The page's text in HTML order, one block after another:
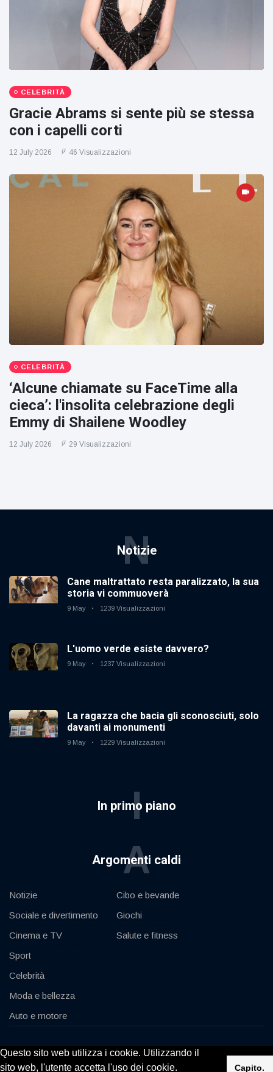
Questo sito web utilizza i cookie. Utilizzando il
sito web, l'utente accetta l'uso dei cookie.
Capito.
CELEBRITÀ
Gracie Abrams si sente più se stessa
con i capelli corti
12 July 2026 46 Visualizzazioni
CELEBRITÀ
‘Alcune chiamate su FaceTime alla
cieca’: l'insolita celebrazione degli
Emmy di Shailene Woodley
12 July 2026 29 Visualizzazioni
Notizie
N
Cane maltrattato resta paralizzato, la sua
storia vi commuoverà
9 May 1239 Visualizzazioni
L'uomo verde esiste davvero?
9 May 1237 Visualizzazioni
La ragazza che bacia gli sconosciuti, solo
davanti ai monumenti
9 May 1229 Visualizzazioni
In primo piano
I
Argomenti caldi
A
Notizie
Sociale e divertimento
Cinema e TV
Sport
Celebrità
Moda e bellezza
Auto e motore
Cibo e bevande
Giochi
Salute e fitness
© 2020, KV-GmbH | All rights reserved